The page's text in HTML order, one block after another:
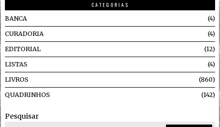
CATEGORIAS
BANCA
4
CURADORIA 4
EDITORIAL 12
LISTAS 4
LIVROS 860
QUADRINHOS 142
Pesquisar